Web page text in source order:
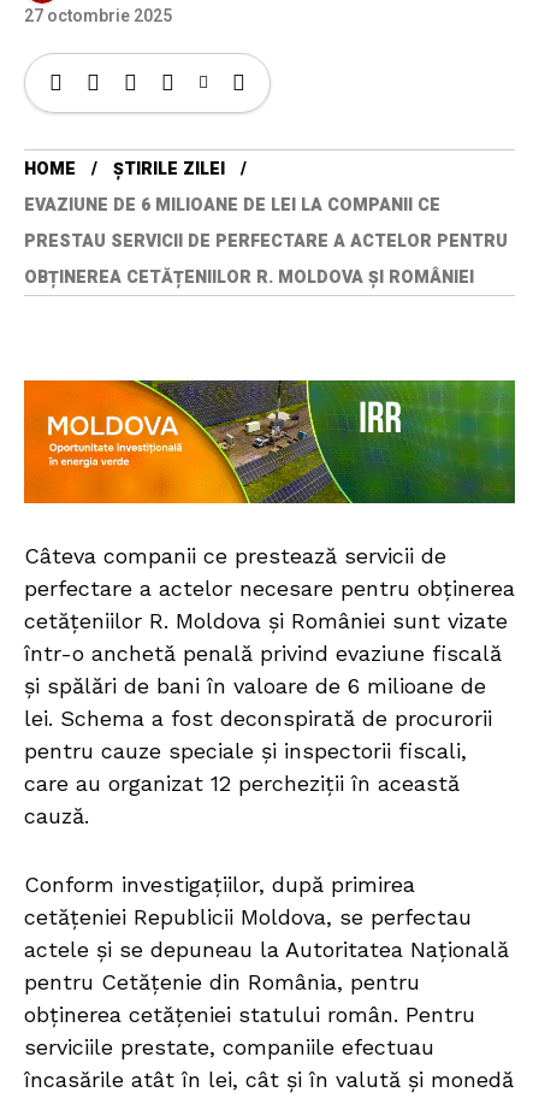
27 octombrie 2025
HOME
ȘTIRILE ZILEI
EVAZIUNE DE 6 MILIOANE DE LEI LA COMPANII CE
PRESTAU SERVICII DE PERFECTARE A ACTELOR PENTRU
OBȚINEREA CETĂȚENIILOR R. MOLDOVA ȘI ROMÂNIEI
Câteva companii ce prestează servicii de
perfectare a actelor necesare pentru obținerea
cetățeniilor R. Moldova și României sunt vizate
într-o anchetă penală privind evaziune fiscală
și spălări de bani în valoare de 6 milioane de
lei. Schema a fost deconspirată de procurorii
pentru cauze speciale și inspectorii fiscali,
care au organizat 12 percheziții în această
cauză.
Conform investigațiilor, după primirea
cetățeniei Republicii Moldova, se perfectau
actele și se depuneau la Autoritatea Națională
pentru Cetățenie din România, pentru
obținerea cetățeniei statului român. Pentru
serviciile prestate, companiile efectuau
încasările atât în lei, cât și în valută și monedă